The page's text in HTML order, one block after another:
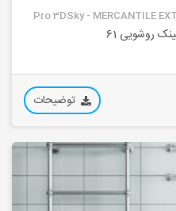
Pro 3DSky - MERCANTILE
روشویی 61
توضیحات